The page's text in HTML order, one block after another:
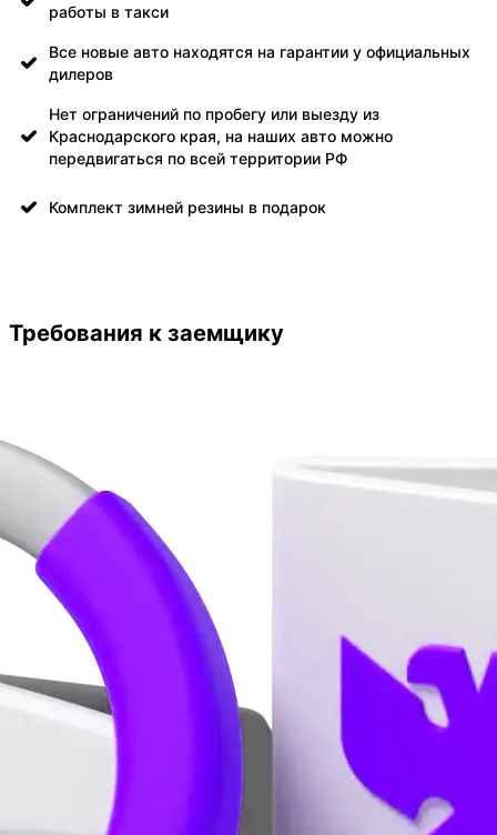
работы в такси
Все новые авто находятся на гарантии у официальных
дилеров
Нет ограничений по пробегу или выезду из
Краснодарского края, на наших авто можно
передвигаться по всей территории РФ
Комплект зимней резины в подарок
Требования к заемщику